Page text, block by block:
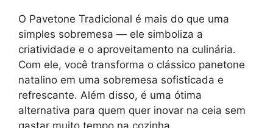
O Pavetone Tradicional é mais do que uma
simples sobremesa — ele simboliza a
criatividade e o aproveitamento na culinária.
Com ele, você transforma o clássico panetone
natalino em uma sobremesa sofisticada e
refrescante. Além disso, é uma ótima
alternativa para quem quer inovar na ceia sem
gastar muito tempo na cozinha.